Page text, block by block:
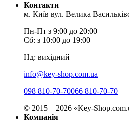
Контакти
м. Київ вул. Велика
Пн-Пт з 9:00 до 20:00
Сб: з 10:00 до 19:00
Нд: вихідний
info@key-shop.com.ua
098 810-70-70066 810-70-70
© 2015—2026 «Key-
Компанія